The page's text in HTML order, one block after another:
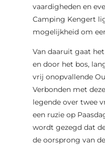
vaardigheden en
Camping Kengert
mogelijkheid om
Van daaruit gaat
en door het bos,
vrij onopvallende
Verbonden met
legende over twee
een ruzie op
wordt gezegd dat
de oorsprong van